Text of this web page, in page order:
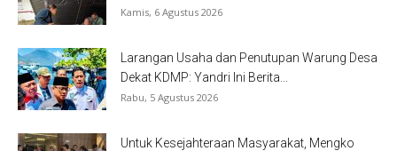
Kamis, 6 Agustus 2026
Larangan Usaha dan Penutupan Warung Desa
Dekat KDMP: Yandri Ini Berita...
Rabu, 5 Agustus 2026
Untuk Kesejahteraan Masyarakat, Mengko